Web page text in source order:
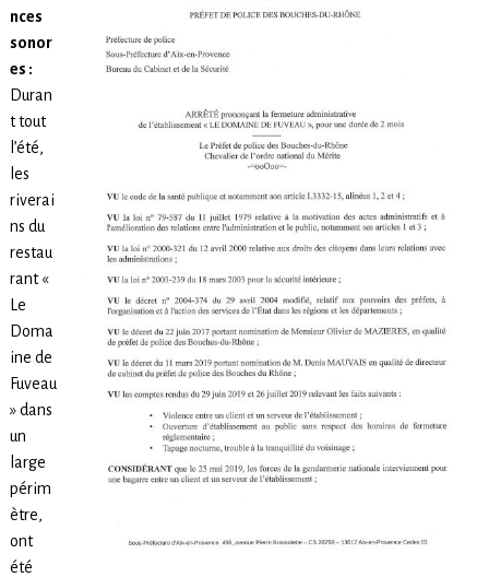
nces
sonor
es :
Duran
t tout
l’été,
les
riverai
ns du
restau
rant «
Le
Doma
ine de
Fuveau
» dans
un
large
périm
ètre,
ont
été